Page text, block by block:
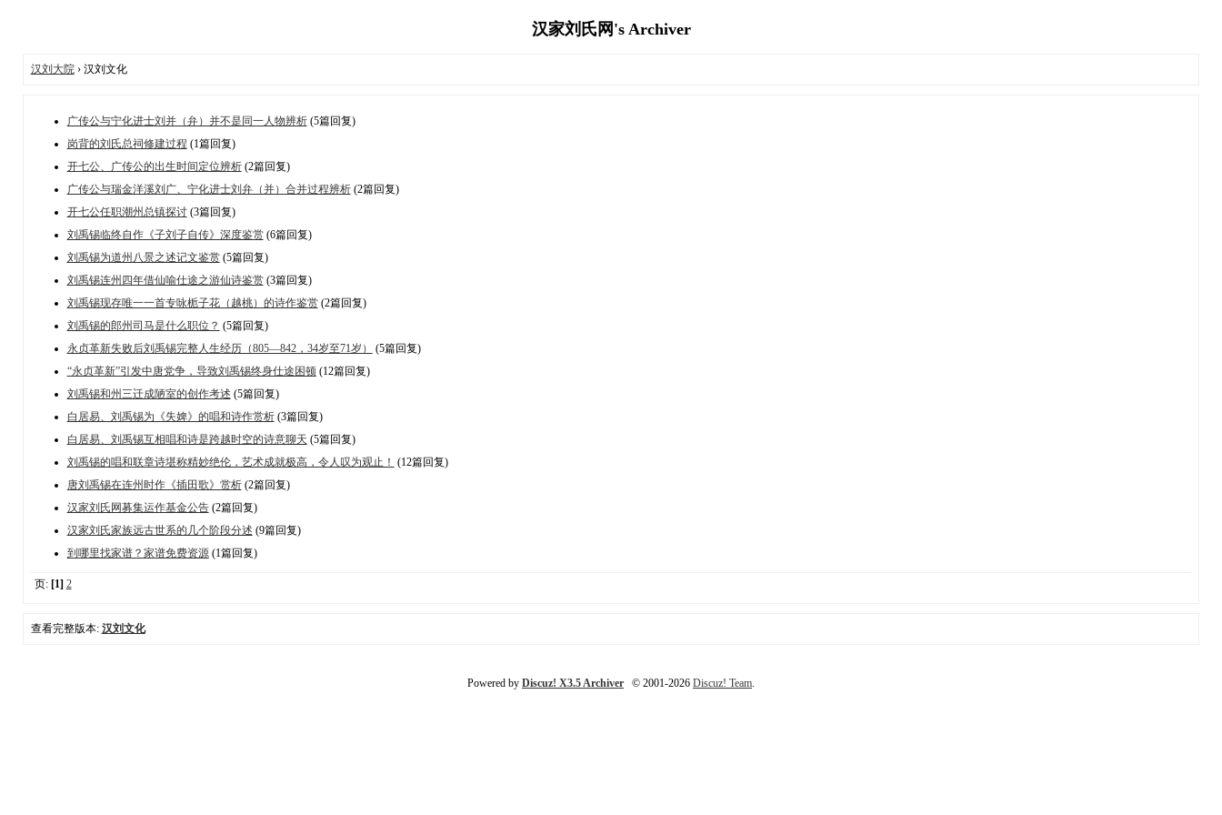
汉家刘氏网's Archiver
汉刘大院› 汉刘文化
广传公与宁化进士刘并（弁）并不是同一人物辨析(5篇回复)
岗背的刘氏总祠修建过程 (1篇回复)
开七公、广传公的出生时间定位辨析(2篇回复)
广传公与瑞金洋溪刘广、宁化进士刘弁（并）合并过程辨析(2篇回复)
开七公任职潮州总镇探讨(3篇回复)
刘禹锡临终自作《子刘子自传》深度鉴赏(6篇回复)
刘禹锡为道州八景之述记文鉴赏(5篇回复)
刘禹锡连州四年借仙喻仕途之游仙诗鉴赏(3篇回复)
刘禹锡现存唯一一首专咏栀子花（越桃）的诗作鉴赏(2篇回复)
刘禹锡的郎州司马是什么职位？ (5篇回复)
永贞革新失败后刘禹锡完整人生经历（805—842，34岁至71岁）
(5篇回复)
“永贞革新”引发中唐党争，导致刘禹锡终身仕途困顿(12篇回复)
刘禹锡和州三迁成陋室的创作考述 (5篇回复)
白居易、刘禹锡为《失婢》的唱和诗作赏析(3篇回复)
白居易、刘禹锡互相唱和诗是跨越时空的诗意聊天 (5篇回复)
刘禹锡的唱和联章诗堪称精妙绝伦，艺术成就极高，令人叹为观止！ (12篇回复)
唐刘禹锡在连州时作《插田歌》赏析(2篇回复)
汉家刘氏网募集运作基金公告(2篇回复)
汉家刘氏家族远古世系的几个阶段分述 (9篇回复)
到哪里找家谱？家谱免费资源(1篇回复)
页: [1] 2
查看完整版本: 汉刘文化
Powered by Discuz! X3.5 Archiver © 2001-2026 Discuz! Team.